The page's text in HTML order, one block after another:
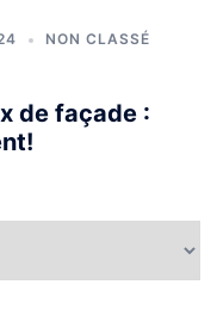
NON CLASSÉ
de façade :